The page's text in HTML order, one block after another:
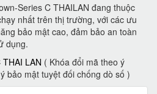
Series C THAILAN đang thuộc
nhất trên thị trường, với các ưu
bảo mật cao, đảm bảo an toàn
dụng.
LAN ( Khóa đổi mã theo ý
bảo mật tuyệt đối chống dò số )